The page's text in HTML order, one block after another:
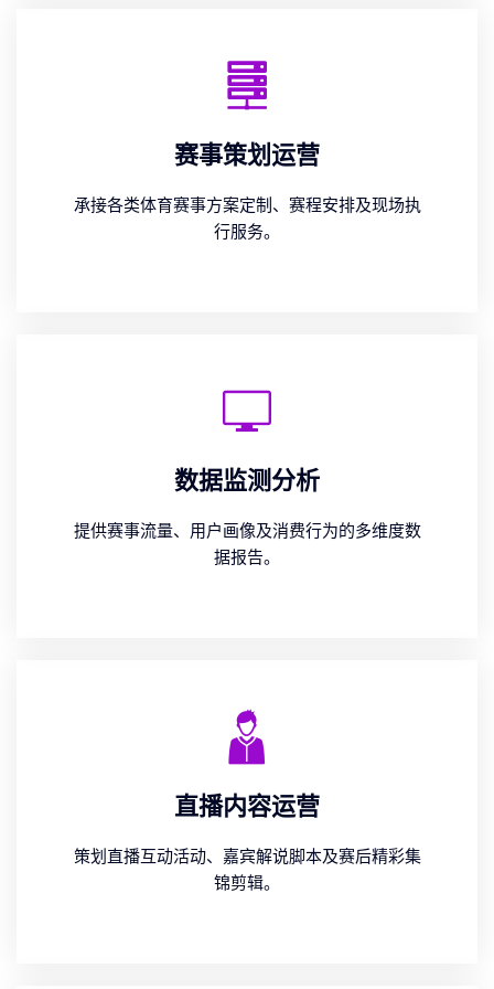
赛事策划运营
承接各类体育赛事方案定制、赛程安排及现场执
行服务。
数据监测分析
提供赛事流量、用户画像及消费行为的多维度数
据报告。
直播内容运营
策划直播互动活动、嘉宾解说脚本及赛后精彩集
锦剪辑。